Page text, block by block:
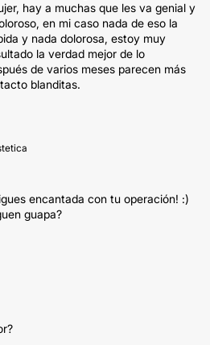
hay a muchas que les va genial y
en mi caso nada de eso la
y nada dolorosa, estoy muy
la verdad mejor de lo
de varios meses parecen más
blanditas.
encantada con tu operación! :)
guapa?